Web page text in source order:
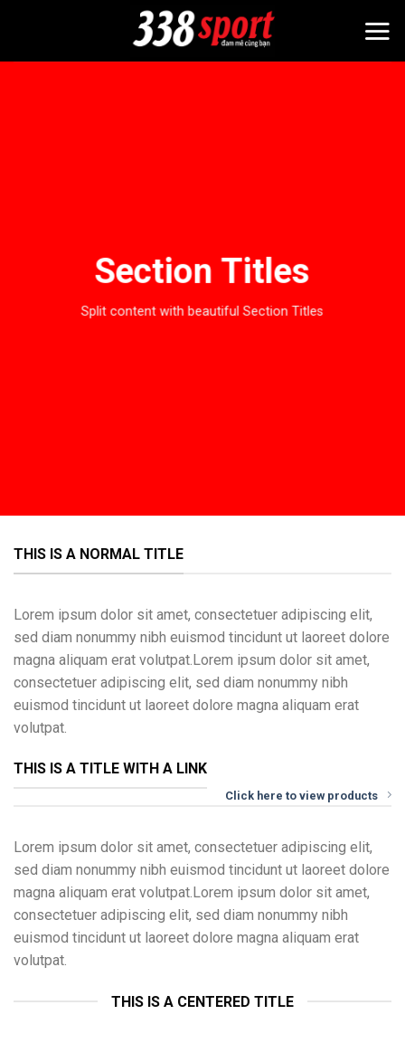
Section Titles
Split content with beautiful Section Titles
THIS IS A NORMAL TITLE
Lorem ipsum dolor sit amet, consectetuer adipiscing elit,
sed diam nonummy nibh euismod tincidunt ut laoreet dolore
magna aliquam erat volutpat.Lorem ipsum dolor sit amet,
consectetuer adipiscing elit, sed diam nonummy nibh
euismod tincidunt ut laoreet dolore magna aliquam erat
volutpat.
THIS IS A TITLE WITH A LINK
Click here to view products
Lorem ipsum dolor sit amet, consectetuer adipiscing elit,
sed diam nonummy nibh euismod tincidunt ut laoreet dolore
magna aliquam erat volutpat.Lorem ipsum dolor sit amet,
consectetuer adipiscing elit, sed diam nonummy nibh
euismod tincidunt ut laoreet dolore magna aliquam erat
volutpat.
THIS IS A CENTERED TITLE